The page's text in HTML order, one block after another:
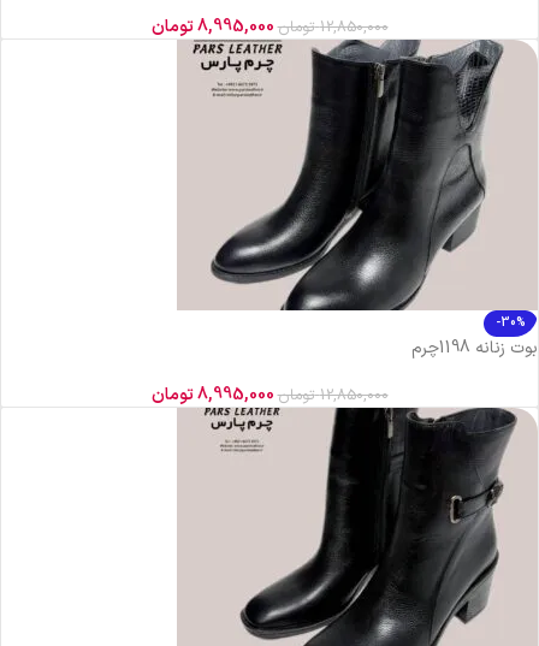
12,850,000 تومان8,995,000تومان
-30%
بوت زنانه 1198چرم
12,850,000 تومان8,995,000تومان